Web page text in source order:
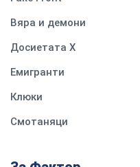
Вяра и демони
Досиетата Х
Емигранти
Клюки
Смотаняци